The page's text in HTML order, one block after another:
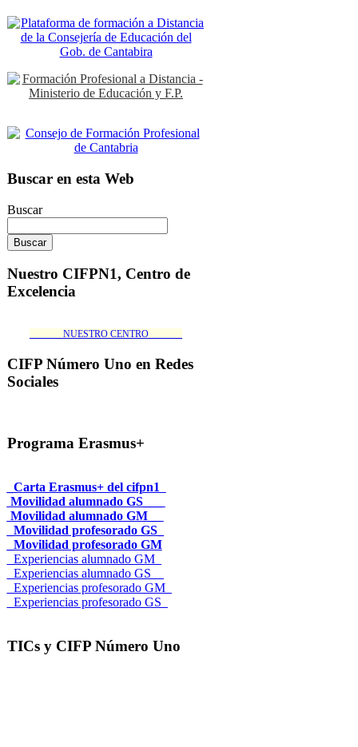
Buscar en esta Web
Buscar
Nuestro CIFPN1, Centro de
Excelencia
_______NUESTRO CENTRO_______
CIFP Número Uno en Redes
Sociales
Programa Erasmus+
_Carta Erasmus+ del cifpn1
Movilidad alumnado GS___
Movilidad alumnado GM__
_Movilidad profesorado GS_
_Movilidad profesorado GM
_Experiencias alumnado GM_
_Experiencias alumnado GS__
_Experiencias profesorado GM_
_Experiencias profesorado GS_
TICs y CIFP Número Uno